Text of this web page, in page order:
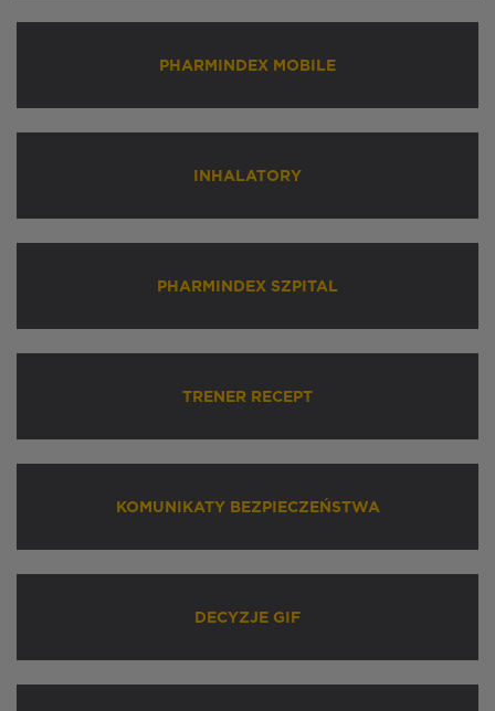
PHARMINDEX MOBILE
INHALATORY
PHARMINDEX SZPITAL
TRENER RECEPT
KOMUNIKATY BEZPIECZEŃSTWA
DECYZJE GIF